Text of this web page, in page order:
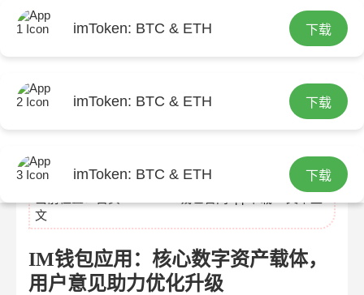
imToken: BTC & ETH 下载
imToken: BTC & ETH 下载
imToken: BTC & ETH 下载
文
IM钱包应用：核心数字资产载体，
用户意见助力优化升级